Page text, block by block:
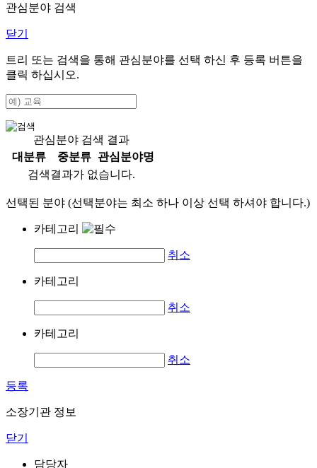
관심분야 검색
닫기
트리 또는 검색을 통해 관심분야를 선택 하신 후 등록 버튼을
클릭 하십시오.
관심분야 검색 결과
대분류
중분류
관심분야명
검색결과가 없습니다.
선택된 분야 (선택분야는 최소 하나 이상 선택 하셔야 합니다.)
카테고리
취소
카테고리
취소
카테고리
취소
등록
소장기관 정보
닫기
담당자